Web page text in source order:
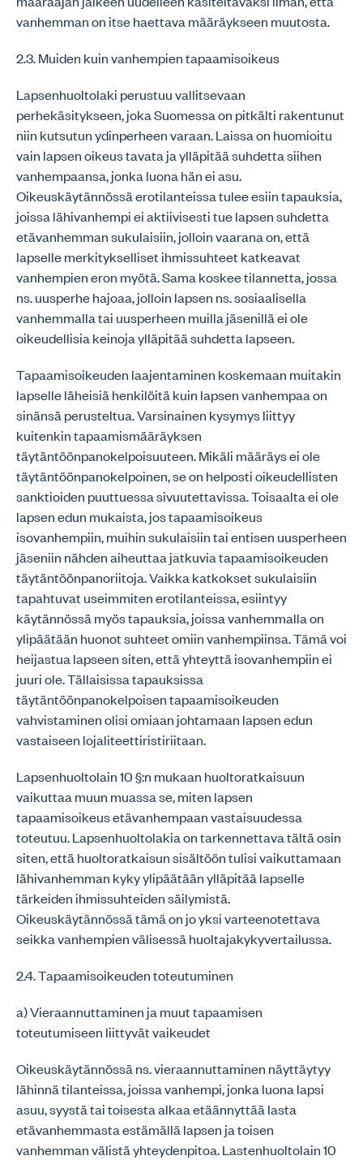
vanhemman on itse haettava määräykseen muutosta.
2.3. Muiden kuin vanhempien tapaamisoikeus
Lapsenhuoltolaki perustuu vallitsevaan
perhekäsitykseen, joka Suomessa on pitkälti rakentunut
niin kutsutun ydinperheen varaan. Laissa on huomioitu
vain lapsen oikeus tavata ja ylläpitää suhdetta siihen
vanhempaansa, jonka luona hän ei asu.
Oikeuskäytännössä erotilanteissa tulee esiin tapauksia,
joissa lähivanhempi ei aktiivisesti tue lapsen suhdetta
etävanhemman sukulaisiin, jolloin vaarana on, että
lapselle merkitykselliset ihmissuhteet katkeavat
vanhempien eron myötä. Sama koskee tilannetta, jossa
ns. uusperhe hajoaa, jolloin lapsen ns. sosiaalisella
vanhemmalla tai uusperheen muilla jäsenillä ei ole
oikeudellisia keinoja ylläpitää suhdetta lapseen.
Tapaamisoikeuden laajentaminen koskemaan muitakin
lapselle läheisiä henkilöitä kuin lapsen vanhempaa on
sinänsä perusteltua. Varsinainen kysymys liittyy
kuitenkin tapaamismääräyksen
täytäntöönpanokelpoisuuteen. Mikäli määräys ei ole
täytäntöönpanokelpoinen, se on helposti oikeudellisten
sanktioiden puuttuessa sivuutettavissa. Toisaalta ei ole
lapsen edun mukaista, jos tapaamisoikeus
isovanhempiin, muihin sukulaisiin tai entisen uusperheen
jäseniin nähden aiheuttaa jatkuvia tapaamisoikeuden
täytäntöönpanoriitoja. Vaikka katkokset sukulaisiin
tapahtuvat useimmiten erotilanteissa, esiintyy
käytännössä myös tapauksia, joissa vanhemmalla on
ylipäätään huonot suhteet omiin vanhempiinsa. Tämä voi
heijastua lapseen siten, että yhteyttä isovanhempiin ei
juuri ole. Tällaisissa tapauksissa
täytäntöönpanokelpoisen tapaamisoikeuden
vahvistaminen olisi omiaan johtamaan lapsen edun
vastaiseen lojaliteettiristiriitaan.
Lapsenhuoltolain 10 §:n mukaan huoltoratkaisuun
vaikuttaa muun muassa se, miten lapsen
tapaamisoikeus etävanhempaan vastaisuudessa
toteutuu. Lapsenhuoltolakia on tarkennettava tältä osin
siten, että huoltoratkaisun sisältöön tulisi vaikuttamaan
lähivanhemman kyky ylipäätään ylläpitää lapselle
tärkeiden ihmissuhteiden säilymistä.
Oikeuskäytännössä tämä on jo yksi varteenotettava
seikka vanhempien välisessä huoltajakykyvertailussa.
2.4. Tapaamisoikeuden toteutuminen
a) Vieraannuttaminen ja muut tapaamisen
toteutumiseen liittyvät vaikeudet
Oikeuskäytännössä ns. vieraannuttaminen näyttäytyy
lähinnä tilanteissa, joissa vanhempi, jonka luona lapsi
asuu, syystä tai toisesta alkaa etäännyttää lasta
etävanhemmasta estämällä lapsen ja toisen
vanhemman välistä yhteydenpitoa. Lastenhuoltolain 10